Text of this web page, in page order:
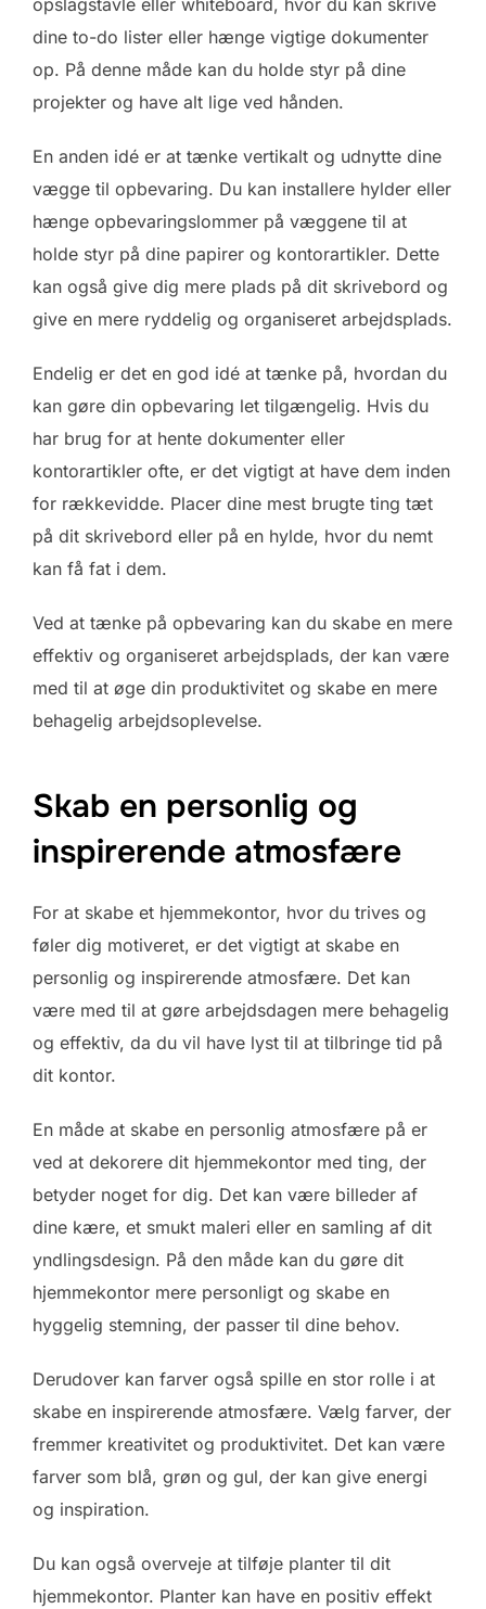
dine to-do lister eller hænge vigtige dokumenter
op. På denne måde kan du holde styr på dine
projekter og have alt lige ved hånden.
En anden idé er at tænke vertikalt og udnytte dine
vægge til opbevaring. Du kan installere hylder eller
hænge opbevaringslommer på væggene til at
holde styr på dine papirer og kontorartikler. Dette
kan også give dig mere plads på dit skrivebord og
give en mere ryddelig og organiseret arbejdsplads.
Endelig er det en god idé at tænke på, hvordan du
kan gøre din opbevaring let tilgængelig. Hvis du
har brug for at hente dokumenter eller
kontorartikler ofte, er det vigtigt at have dem inden
for rækkevidde. Placer dine mest brugte ting tæt
på dit skrivebord eller på en hylde, hvor du nemt
kan få fat i dem.
Ved at tænke på opbevaring kan du skabe en mere
effektiv og organiseret arbejdsplads, der kan være
med til at øge din produktivitet og skabe en mere
behagelig arbejdsoplevelse.
Skab en personlig og
inspirerende atmosfære
For at skabe et hjemmekontor, hvor du trives og
føler dig motiveret, er det vigtigt at skabe en
personlig og inspirerende atmosfære. Det kan
være med til at gøre arbejdsdagen mere behagelig
og effektiv, da du vil have lyst til at tilbringe tid på
dit kontor.
En måde at skabe en personlig atmosfære på er
ved at dekorere dit hjemmekontor med ting, der
betyder noget for dig. Det kan være billeder af
dine kære, et smukt maleri eller en samling af dit
yndlingsdesign. På den måde kan du gøre dit
hjemmekontor mere personligt og skabe en
hyggelig stemning, der passer til dine behov.
Derudover kan farver også spille en stor rolle i at
skabe en inspirerende atmosfære. Vælg farver, der
fremmer kreativitet og produktivitet. Det kan være
farver som blå, grøn og gul, der kan give energi
og inspiration.
Du kan også overveje at tilføje planter til dit
hjemmekontor. Planter kan have en positiv effekt